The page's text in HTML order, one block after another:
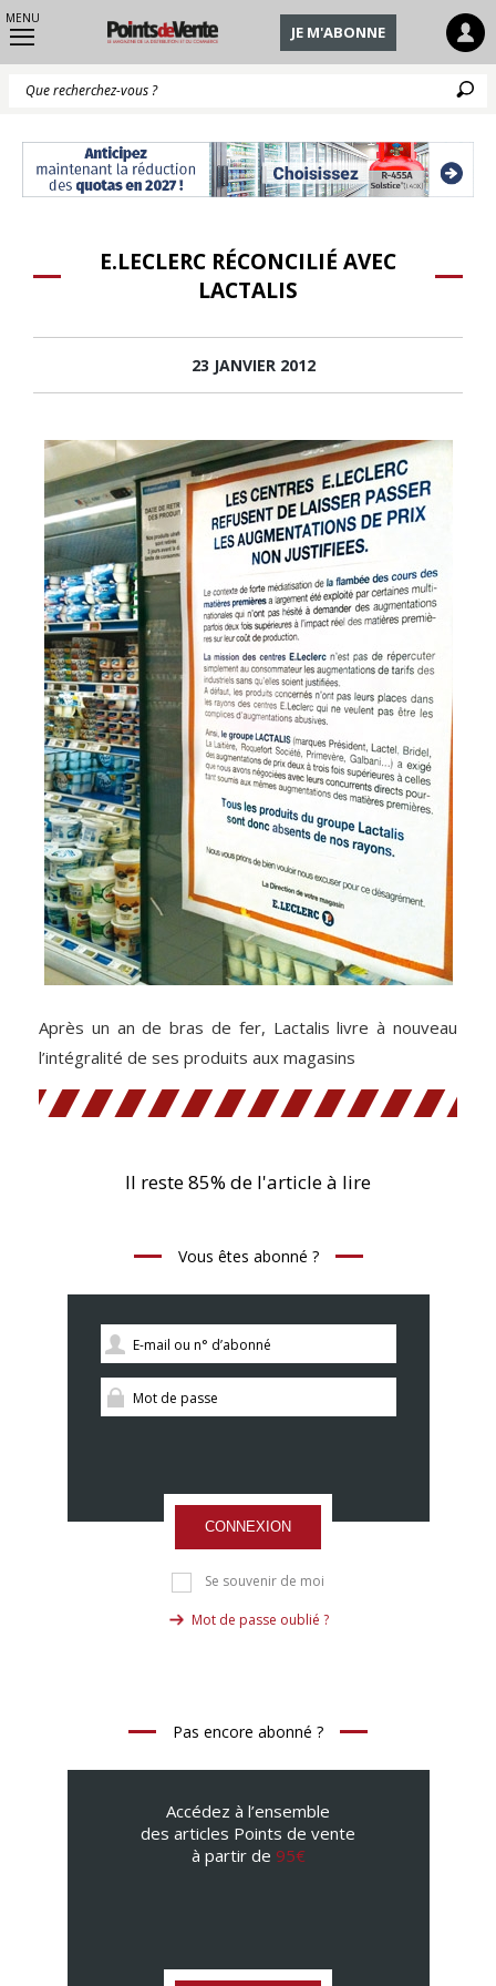
MENU
JE M'ABONNE
E.LECLERC RÉCONCILIÉ AVEC
LACTALIS
23 JANVIER 2012
Après un an de bras de fer, Lactalis livre à nouveau
l’intégralité de ses produits aux magasins
Il reste 85% de l'article à lire
Vous êtes abonné ?
CONNEXION
Se souvenir de moi
Mot de passe oublié ?
Pas encore abonné ?
Accédez à l’ensemble
des articles Points de vente
à partir de 95€